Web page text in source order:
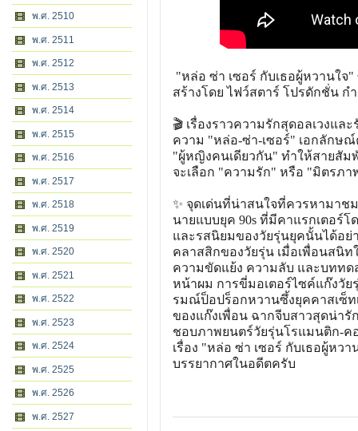
พ.ศ. 2510
พ.ศ. 2511
พ.ศ. 2512
พ.ศ. 2513
พ.ศ. 2514
พ.ศ. 2515
พ.ศ. 2516
พ.ศ. 2517
พ.ศ. 2518
พ.ศ. 2519
พ.ศ. 2520
พ.ศ. 2521
พ.ศ. 2522
พ.ศ. 2523
พ.ศ. 2524
พ.ศ. 2525
พ.ศ. 2526
พ.ศ. 2527
"หล่อ ซ่า เซอร์ กับเธอผู้หวานใ
สร้างโดย ไฟว์สตาร์ โปรดักชั่น
🎬 เรื่องราวความรักสุดอลเวงแ
ความ "หล่อ-ซ่า-เซอร์" เอกลักษ
"ผู้หญิงคนเดียวกัน" ทำให้สายสั
จะเลือก "ความรัก" หรือ "มิตรภา
✨ จุดเด่นที่น่าสนใจที่ควรหามาช
นายแบบยุค 90s ที่มีคาแรกเตอร์
และรสนิยมของวัยรุ่นยุคนั้นได้อย่
คลาสสิกของวัยรุ่น เมื่อเพื่อนสนิ
ความขัดแย้ง ความลับ และบททด
หน้าผม การขี่มอเตอร์ไซค์แก๊งวัย
รมณ์ป็อปร็อกหวานซึ้งยุคคาสเซ็
ของแก๊งเพื่อน ฉากจีบสาวสุดน่า
ชอบภาพยนตร์วัยรุ่นโรแมนติก-คอ
เรื่อง "หล่อ ซ่า เซอร์ กับเธอผู้ห
บรรยากาศในอดีตครับ